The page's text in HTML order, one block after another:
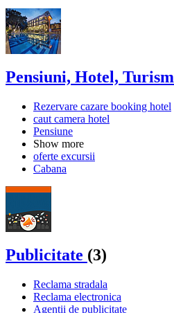
Pensiuni, Hotel, Turism
Rezervare cazare booking hotel
caut camera hotel
Pensiune
Show more
oferte excursii
Cabana
Publicitate (3)
Reclama stradala
Reclama electronica
Agentii de publicitate